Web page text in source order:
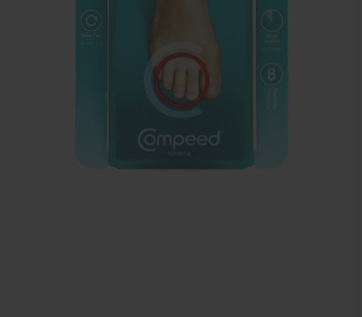
Desinfectie middelen
Handschoenen en bescherming
Medische hulpmiddelen
Pedicure artikelen